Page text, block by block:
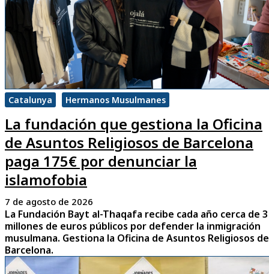
Catalunya Hermanos Musulmanes
La fundación que gestiona la Oficina
de Asuntos Religiosos de Barcelona
paga 175€ por denunciar la
islamofobia
7 de agosto de 2026
La Fundación Bayt al-Thaqafa recibe cada año cerca de 3
millones de euros públicos por defender la inmigración
musulmana. Gestiona la Oficina de Asuntos Religiosos de
Barcelona.